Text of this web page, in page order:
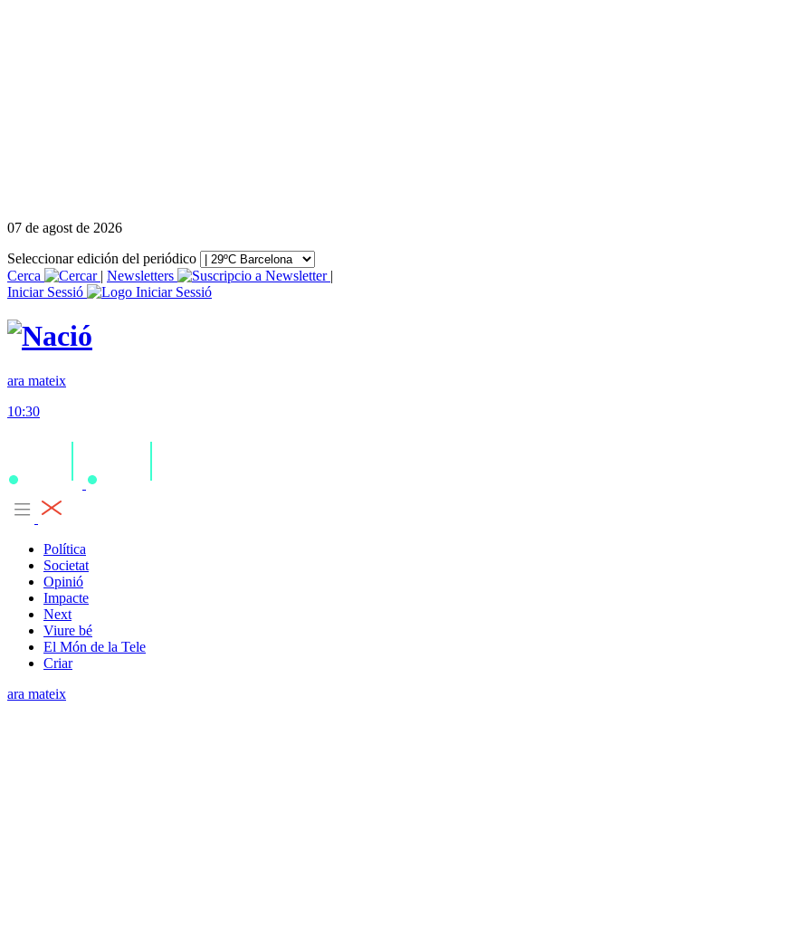
07 de agost de 2026
Seleccionar edición del periódico
Cerca
| Newsletters
|
Iniciar Sessió
ara mateix
10:30
Política
Societat
Opinió
Impacte
Next
Viure bé
El Món de la Tele
Criar
ara mateix